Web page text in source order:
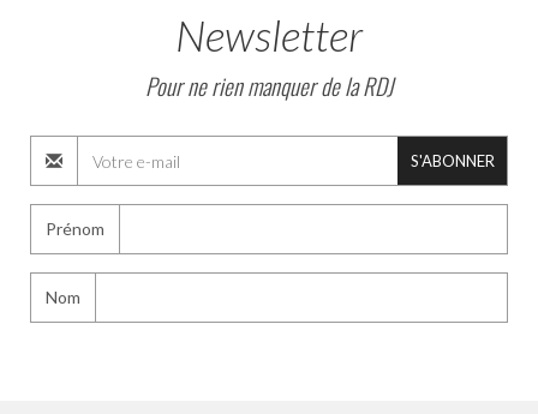
Newsletter
Pour ne rien manquer de la RDJ
S'ABONNER
Prénom
Nom